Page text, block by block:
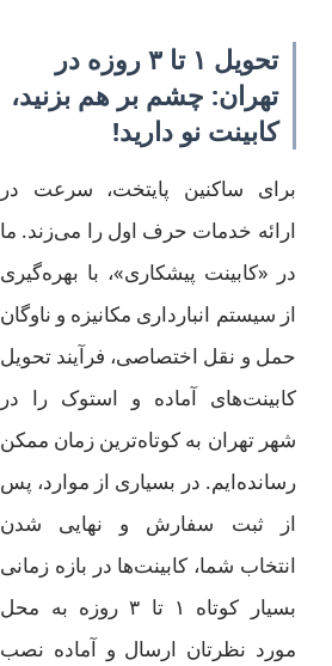
تحویل ۱ تا ۳ روزه در
تهران: چشم بر هم بزنید،
کابینت نو دارید!
برای ساکنین پایتخت، سرعت در
ارائه خدمات حرف اول را می‌زند. ما
در «کابینت پیشکاری»، با بهره‌گیری
از سیستم انبارداری مکانیزه و ناوگان
حمل و نقل اختصاصی، فرآیند تحویل
کابینت‌های آماده و استوک را در
شهر تهران به کوتاه‌ترین زمان ممکن
رسانده‌ایم. در بسیاری از موارد، پس
از ثبت سفارش و نهایی شدن
انتخاب شما، کابینت‌ها در بازه زمانی
بسیار کوتاه ۱ تا ۳ روزه به محل
مورد نظرتان ارسال و آماده نصب